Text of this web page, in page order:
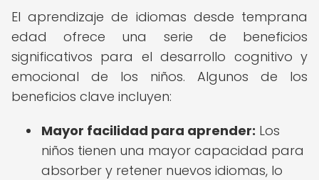
El aprendizaje de idiomas desde temprana
edad ofrece una serie de beneficios
significativos para el desarrollo cognitivo y
emocional de los niños. Algunos de los
beneficios clave incluyen:
Mayor facilidad para aprender: Los
niños tienen una mayor capacidad para
absorber y retener nuevos idiomas, lo